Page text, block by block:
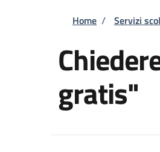
Briciole
Home / Servizi
gratis"